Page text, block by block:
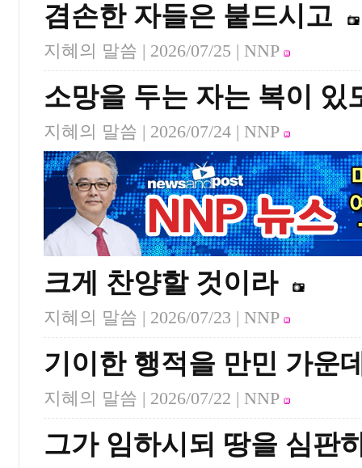
겸손한 자들은 붙드시고
지혜의 말씀 | 2026/07/25 | NNP
소망을 두는 자는 복이 있
지혜의 말씀 | 2026/07/24 | NNP
크게 찬양할 것이라
지혜의 말씀 | 2026/07/23 | NNP
기이한 행적을 만민 가운
지혜의 말씀 | 2026/07/22 | NNP
그가 임하시되 땅을 심판